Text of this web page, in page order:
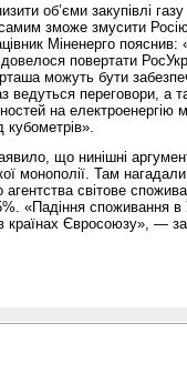
об’єми закупівлі
самим зможе змусити
Міненерго
повертати
можуть бути
ведуться переговори, а
на електроенергію
що нинішні
монополії. Там
світове
«Падіння споживання в
країнах Євросоюзу», —